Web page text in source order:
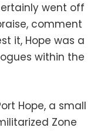
went off
comment
it, Hope was a
within the
Hope, a small
Zone